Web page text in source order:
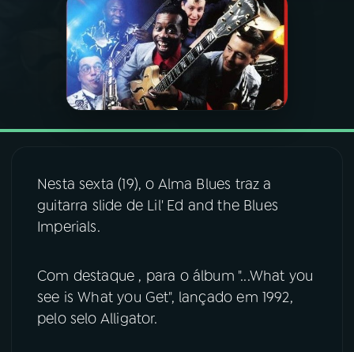
PROGRAMAÇÃO
PROGRAMAS
05PODCASTS
06VIDEOCASTS
07
FESTIVAL DE MÚSICA
Nesta sexta (19), o Alma Blues traz a
guitarra slide de Lil' Ed and the Blues
Imperials.
Com destaque , para o álbum "...What you
see is What you Get", lançado em 1992,
pelo selo Alligator.